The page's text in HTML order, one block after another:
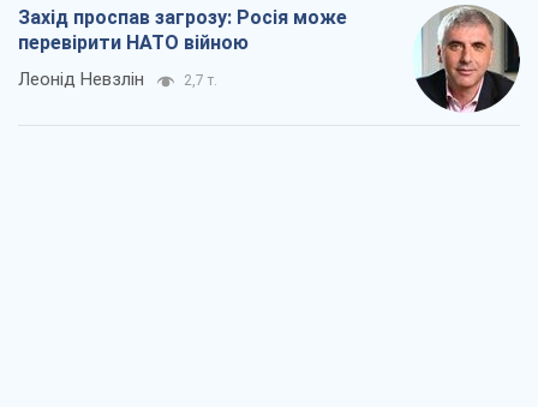
Захід проспав загрозу: Росія може
перевірити НАТО війною
Леонід Невзлін 2,7 т.